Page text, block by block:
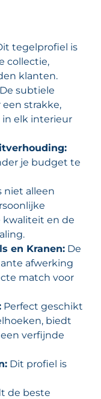
tegelprofiel is
collectie,
klanten.
De subtiele
strakke,
in elk interieur
je budget te
niet alleen
kwaliteit en de
en Kranen: De
afwerking
match voor
Perfect geschikt
biedt
verfijnde
Dit profiel is
de beste